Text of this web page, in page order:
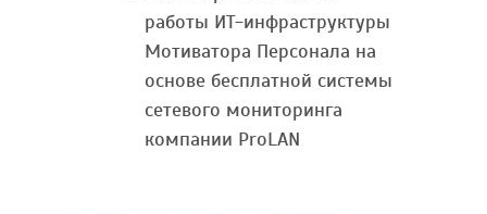
работы ИТ-инфраструктуры
Мотиватора Персонала на
основе бесплатной системы
сетевого мониторинга
компании ProLAN